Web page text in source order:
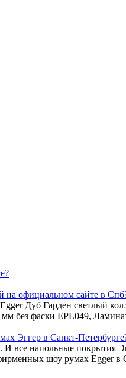
на официальном сайте в
Дуб Гарден светлый
без фаски EPL049,
Эггер в Санкт-
все напольные покрытия
шоу румах Egger в